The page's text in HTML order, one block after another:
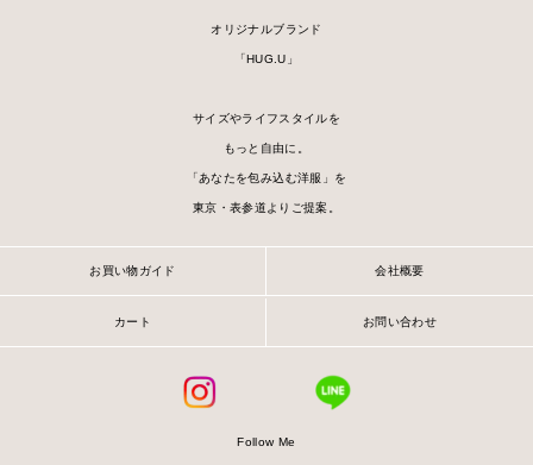
オリジナルブランド
「HUG.U」
サイズやライフスタイルを
もっと自由に。
「あなたを包み込む洋服」を
東京・表参道よりご提案。
お買い物ガイド 会社概要
カート お問い合わせ
Follow Me